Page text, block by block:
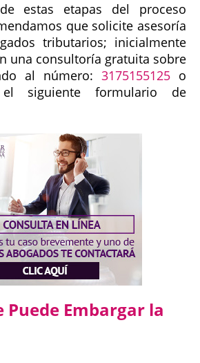
estas etapas del proceso
que solicite asesoría
tributarios; inicialmente
una consultoría gratuita sobre
al número: 3175155125 o
siguiente formulario de
Puede Embargar la